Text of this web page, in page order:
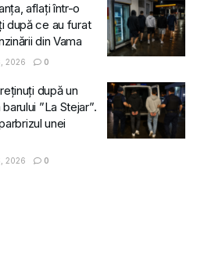
aflați într-o
după ce au furat
din Vama
2026 0
după un
”La Stejar”.
unei
2026 0